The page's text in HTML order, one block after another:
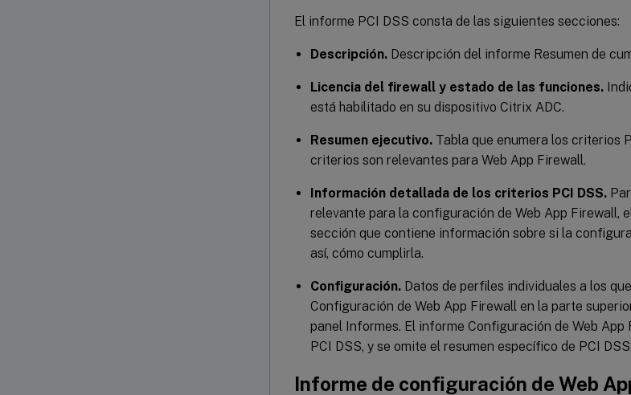
El informe PCI DSS consta de las siguientes secciones:
Descripción. Descripción del informe Resumen de
Licencia del firewall y estado de las funciones.
está habilitado en su dispositivo Citrix ADC.
Resumen ejecutivo. Tabla que enumera los criterios
criterios son relevantes para Web App Firewall.
Información detallada de los criterios PCI DSS.
relevante para la configuración de Web App Firewall,
sección que contiene información sobre si la
así, cómo cumplirla.
Configuración. Datos de perfiles individuales a los
Configuración de Web App Firewall en la parte
panel Informes. El informe Configuración de Web
PCI DSS, y se omite el resumen específico de PCI DSS.
Informe de configuración de Web